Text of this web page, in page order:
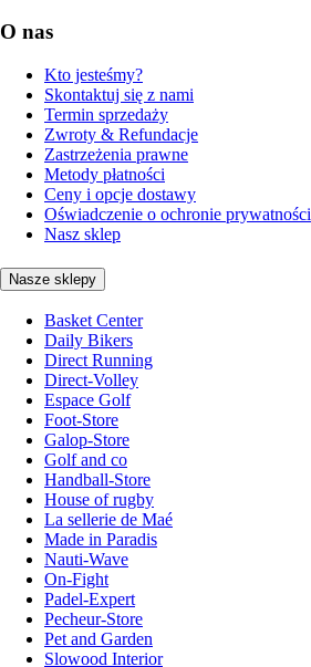
O nas
Kto jesteśmy?
Skontaktuj się z nami
Termin sprzedaży
Zwroty & Refundacje
Zastrzeżenia prawne
Metody płatności
Ceny i opcje dostawy
Oświadczenie o ochronie prywatności
Nasz sklep
Nasze sklepy
Basket Center
Daily Bikers
Direct Running
Direct-Volley
Espace Golf
Foot-Store
Galop-Store
Golf and co
Handball-Store
House of rugby
La sellerie de Maé
Made in Paradis
Nauti-Wave
On-Fight
Padel-Expert
Pecheur-Store
Pet and Garden
Slowood Interior